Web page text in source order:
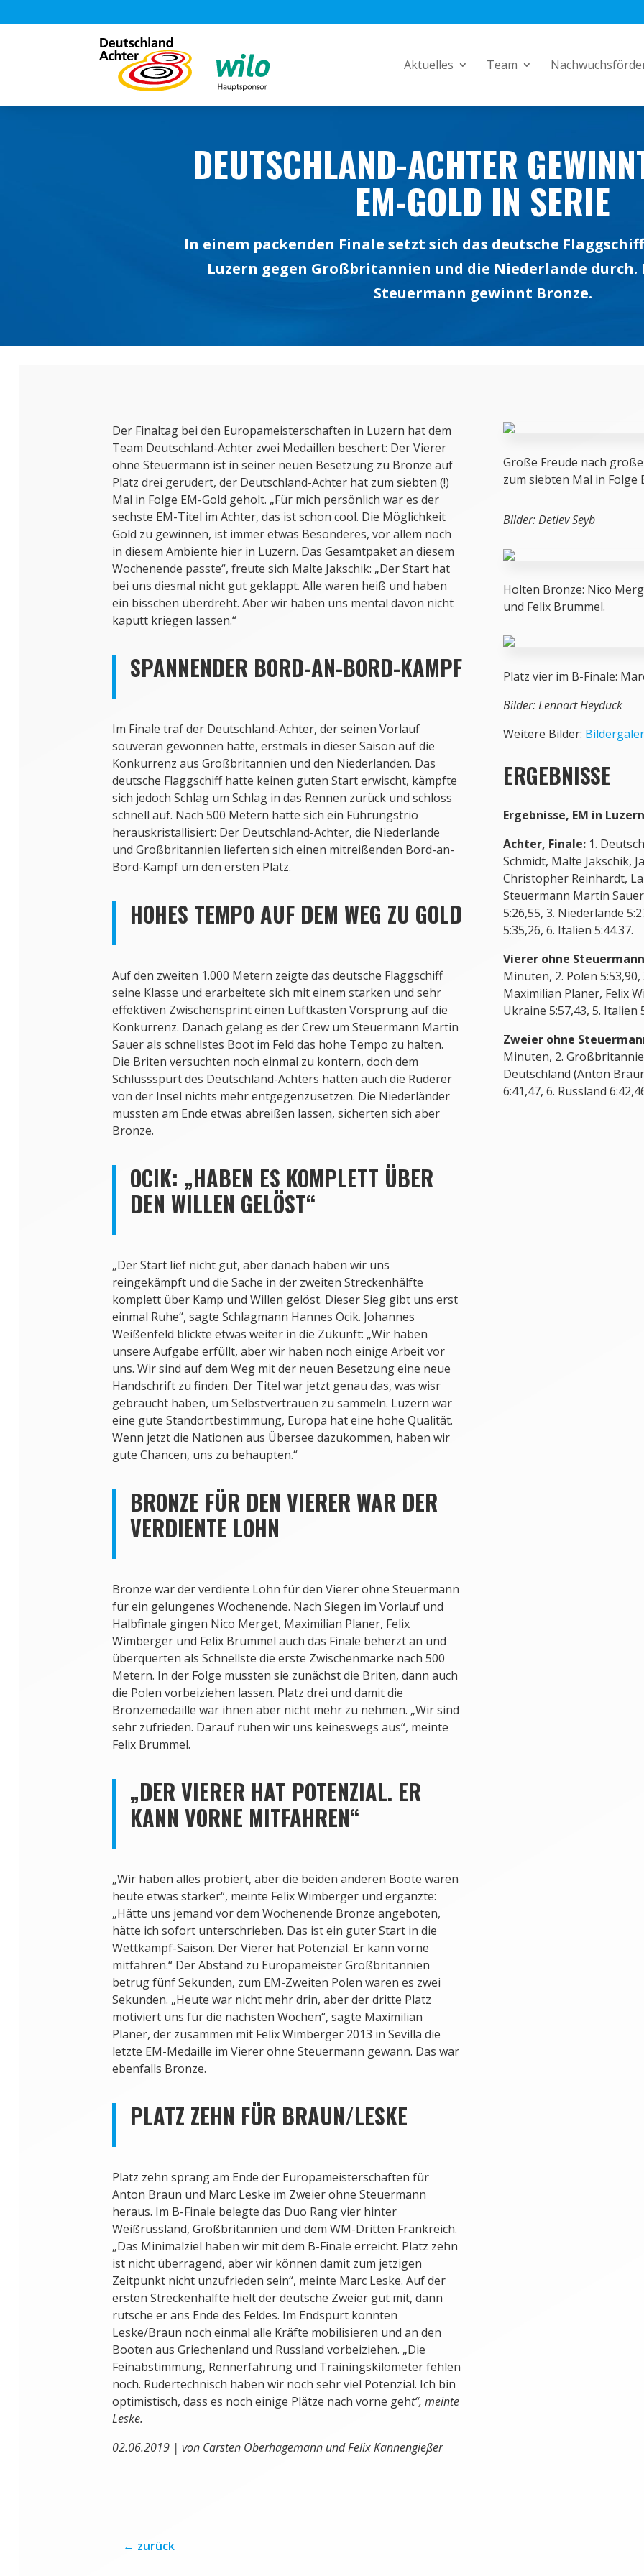
Aktuelles Team
DEUTSCHLAND-ACHTER
EM-GOLD IN SERIE
In einem packenden Finale setzt sich das deutsche
Luzern gegen Großbritannien und die Niederlande durch.
Steuermann gewinnt Bronze.
Der Finaltag bei den Europameisterschaften in Luzern hat dem
Team Deutschland-Achter zwei Medaillen beschert: Der Vierer
ohne Steuermann ist in seiner neuen Besetzung zu Bronze auf
Platz drei gerudert, der Deutschland-Achter hat zum siebten (!)
Mal in Folge EM-Gold geholt. „Für mich persönlich war es der
sechste EM-Titel im Achter, das ist schon cool. Die Möglichkeit
Gold zu gewinnen, ist immer etwas Besonderes, vor allem noch
in diesem Ambiente hier in Luzern. Das Gesamtpaket an diesem
Wochenende passte“, freute sich Malte Jakschik: „Der Start hat
bei uns diesmal nicht gut geklappt. Alle waren heiß und haben
ein bisschen überdreht. Aber wir haben uns mental davon nicht
kaputt kriegen lassen.“
SPANNENDER BORD-AN-BORD-KAMPF
Im Finale traf der Deutschland-Achter, der seinen Vorlauf
souverän gewonnen hatte, erstmals in dieser Saison auf die
Konkurrenz aus Großbritannien und den Niederlanden. Das
deutsche Flaggschiff hatte keinen guten Start erwischt, kämpfte
sich jedoch Schlag um Schlag in das Rennen zurück und schloss
schnell auf. Nach 500 Metern hatte sich ein Führungstrio
herauskristallisiert: Der Deutschland-Achter, die Niederlande
und Großbritannien lieferten sich einen mitreißenden Bord-an-
Bord-Kampf um den ersten Platz.
HOHES TEMPO AUF DEM WEG ZU GOLD
Auf den zweiten 1.000 Metern zeigte das deutsche Flaggschiff
seine Klasse und erarbeitete sich mit einem starken und sehr
effektiven Zwischensprint einen Luftkasten Vorsprung auf die
Konkurrenz. Danach gelang es der Crew um Steuermann Martin
Sauer als schnellstes Boot im Feld das hohe Tempo zu halten.
Die Briten versuchten noch einmal zu kontern, doch dem
Schlussspurt des Deutschland-Achters hatten auch die Ruderer
von der Insel nichts mehr entgegenzusetzen. Die Niederländer
mussten am Ende etwas abreißen lassen, sicherten sich aber
Bronze.
OCIK: „HABEN ES KOMPLETT ÜBER
DEN WILLEN GELÖST“
„Der Start lief nicht gut, aber danach haben wir uns
reingekämpft und die Sache in der zweiten Streckenhälfte
komplett über Kamp und Willen gelöst. Dieser Sieg gibt uns erst
einmal Ruhe“, sagte Schlagmann Hannes Ocik. Johannes
Weißenfeld blickte etwas weiter in die Zukunft: „Wir haben
unsere Aufgabe erfüllt, aber wir haben noch einige Arbeit vor
uns. Wir sind auf dem Weg mit der neuen Besetzung eine neue
Handschrift zu finden. Der Titel war jetzt genau das, was wisr
gebraucht haben, um Selbstvertrauen zu sammeln. Luzern war
eine gute Standortbestimmung, Europa hat eine hohe Qualität.
Wenn jetzt die Nationen aus Übersee dazukommen, haben wir
gute Chancen, uns zu behaupten.“
BRONZE FÜR DEN VIERER WAR DER
VERDIENTE LOHN
Bronze war der verdiente Lohn für den Vierer ohne Steuermann
für ein gelungenes Wochenende. Nach Siegen im Vorlauf und
Halbfinale gingen Nico Merget, Maximilian Planer, Felix
Wimberger und Felix Brummel auch das Finale beherzt an und
überquerten als Schnellste die erste Zwischenmarke nach 500
Metern. In der Folge mussten sie zunächst die Briten, dann auch
die Polen vorbeiziehen lassen. Platz drei und damit die
Bronzemedaille war ihnen aber nicht mehr zu nehmen. „Wir sind
sehr zufrieden. Darauf ruhen wir uns keineswegs aus“, meinte
Felix Brummel.
„DER VIERER HAT POTENZIAL. ER
KANN VORNE MITFAHREN“
„Wir haben alles probiert, aber die beiden anderen Boote waren
heute etwas stärker“, meinte Felix Wimberger und ergänzte:
„Hätte uns jemand vor dem Wochenende Bronze angeboten,
hätte ich sofort unterschrieben. Das ist ein guter Start in die
Wettkampf-Saison. Der Vierer hat Potenzial. Er kann vorne
mitfahren.“ Der Abstand zu Europameister Großbritannien
betrug fünf Sekunden, zum EM-Zweiten Polen waren es zwei
Sekunden. „Heute war nicht mehr drin, aber der dritte Platz
motiviert uns für die nächsten Wochen“, sagte Maximilian
Planer, der zusammen mit Felix Wimberger 2013 in Sevilla die
letzte EM-Medaille im Vierer ohne Steuermann gewann. Das war
ebenfalls Bronze.
PLATZ ZEHN FÜR BRAUN/LESKE
Platz zehn sprang am Ende der Europameisterschaften für
Anton Braun und Marc Leske im Zweier ohne Steuermann
heraus. Im B-Finale belegte das Duo Rang vier hinter
Weißrussland, Großbritannien und dem WM-Dritten Frankreich.
„Das Minimalziel haben wir mit dem B-Finale erreicht. Platz zehn
ist nicht überragend, aber wir können damit zum jetzigen
Zeitpunkt nicht unzufrieden sein“, meinte Marc Leske. Auf der
ersten Streckenhälfte hielt der deutsche Zweier gut mit, dann
rutsche er ans Ende des Feldes. Im Endspurt konnten
Leske/Braun noch einmal alle Kräfte mobilisieren und an den
Booten aus Griechenland und Russland vorbeiziehen. „Die
Feinabstimmung, Rennerfahrung und Trainingskilometer fehlen
noch. Rudertechnisch haben wir noch sehr viel Potenzial. Ich bin
optimistisch, dass es noch einige Plätze nach vorne geht“, meinte
Leske.
02.06.2019 | von Carsten Oberhagemann und Felix Kannengießer
Große Freude nach
Bilder: Detlev Seyb
und Felix Brummel.
← zurück